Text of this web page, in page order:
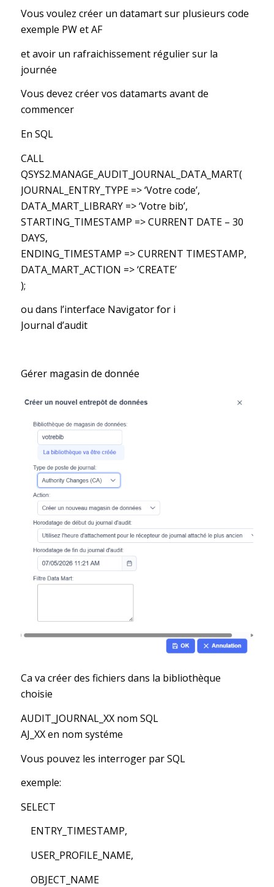
Vous voulez créer un datamart sur plusieurs code
exemple PW et AF
et avoir un rafraichissement régulier sur la
journée
Vous devez créer vos datamarts avant de
commencer
En SQL
CALL
QSYS2.MANAGE_AUDIT_JOURNAL_DATA_MART(
JOURNAL_ENTRY_TYPE => ‘Votre code’,
DATA_MART_LIBRARY => ‘Votre bib’,
STARTING_TIMESTAMP => CURRENT DATE – 30
DAYS,
ENDING_TIMESTAMP => CURRENT TIMESTAMP,
DATA_MART_ACTION => ‘CREATE’
);
ou dans l’interface Navigator for i
Journal d’audit
Gérer magasin de donnée
Ca va créer des fichiers dans la bibliothèque
choisie
AUDIT_JOURNAL_XX nom SQL
AJ_XX en nom systéme
Vous pouvez les interroger par SQL
exemple:
SELECT
ENTRY_TIMESTAMP,
USER_PROFILE_NAME,
OBJECT_NAME